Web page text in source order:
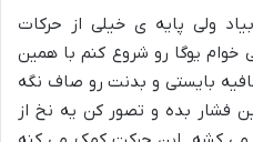
ولی پایه ی خیلی از حرکات
خوام یوگا رو شروع کنم با همین
بایستی و بدنت رو صاف نگه
فشار بده و تصور کن یه نخ از